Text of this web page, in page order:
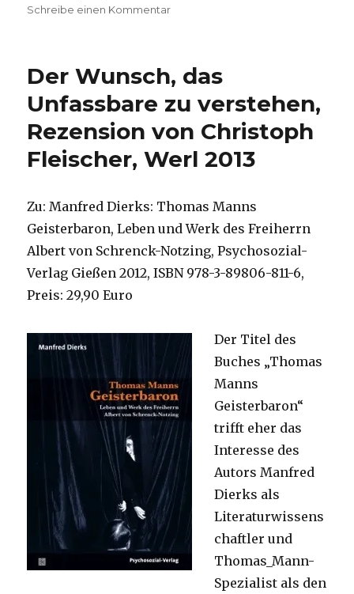
Schreibe einen Kommentarzu
Cannabis,
von
Christoph
Fleischer,
Welver
Der Wunsch, das
Unfassbare zu verstehen,
Rezension von Christoph
Fleischer, Werl 2013
Zu: Manfred Dierks: Thomas Manns
Geisterbaron, Leben und Werk des Freiherrn
Albert von Schrenck-Notzing, Psychosozial-
Verlag Gießen 2012, ISBN 978-3-89806-811-6,
Preis: 29,90 Euro
Der Titel des
Buches „Thomas
Manns
Geisterbaron“
trifft eher das
Interesse des
Autors Manfred
Dierks als
Literaturwissens
chaftler und
Thomas_Mann-
Spezialist als den